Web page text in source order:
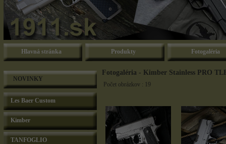
Hlavná stránka Produkty Fotogaléria
NOVINKY
Les Baer Custom
Kimber
TANFOGLIO
Fotogaléria - Kimber Stainless PRO
Počet obrázkov : 19